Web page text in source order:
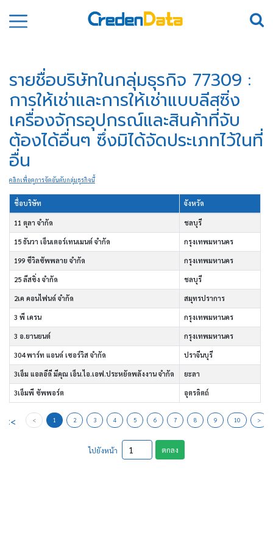
รายชื่อบริษัทในกลุ่มธุรกิจ 77309 :
การให้เช่าและการให้เช่าแบบลีสซิ่ง
เครื่องจักรอุปกรณ์และสินค้าที่จับ
ต้องได้อื่นๆ ซึ่งมิได้จัดประเภทไว้ในที่
อื่น
คลิกเพื่อดูการจัดอันดับกลุ่มธุรกิจนี้
ชื่อบริษัท จังหวัด
11 ตุลา จำกัด ชลบุรี
15 ธันวา เอ็นเตอร์เทนเมนต์ จำกัด กรุงเทพมหานคร
199 ซีวิลซัพพลาย จำกัด กรุงเทพมหานคร
25 ลีสซิ่ง จำกัด ชลบุรี
2เค คอนไฟนด์ จำกัด สมุทรปราการ
3 พี เครน กรุงเทพมหานคร
3 อ.ยานยนต์ กรุงเทพมหานคร
304 พาร์ท แอนด์ เซอร์วิส จำกัด ปราจีนบุรี
3เอ็ม แอลอีดี มีคุณ เอ็น.ไอ.เอฟ.ประหยัดพลังงาน จำกัด ยะลา
3เอ็มพี ซัพพอร์ต อุตรดิตถ์
<< < 1 2 3 4 5 6 7 8 9 10 >
ไปยังหน้า ตกลง